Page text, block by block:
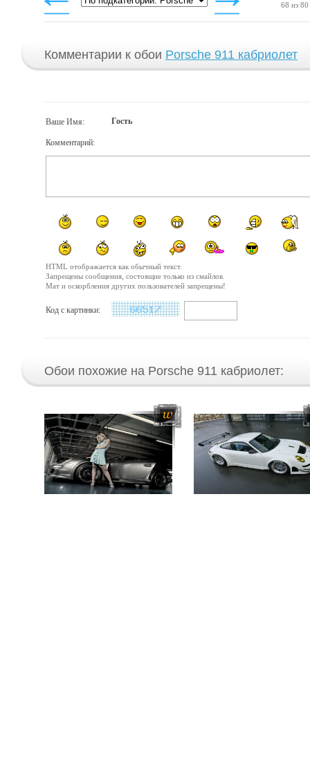
68 из 80
Комментарии к обои Porsche 911 кабриолет
Ваше Имя: Гость
Комментарий:
HTML отображается как обычный текст.
Запрещены сообщения, состоящие только из смайлов.
Мат и оскорбления других пользователей запрещены!
Код с картинки:
Обои похожие на Porsche 911 кабриолет: